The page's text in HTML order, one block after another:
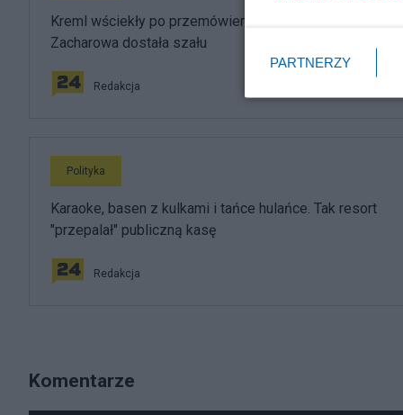
Kreml wściekły po przemówieniu Nawrockiego.
Zacharowa dostała szału
Redakcja
Polityka
Karaoke, basen z kulkami i tańce hulańce. Tak resort
"przepalał" publiczną kasę
Redakcja
Komentarze
PARTNERZY